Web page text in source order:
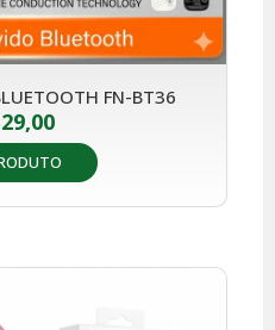
FN-BT36